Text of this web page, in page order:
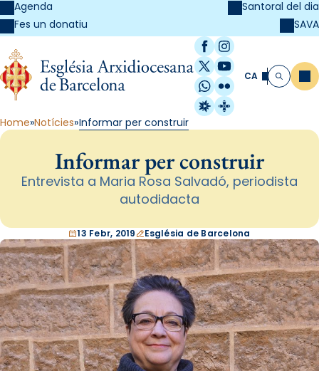
Agenda
Fes un donatiu
Santoral del dia
SAVA
Facebook
Instagram
X / Twitter
YouTube
WhatsApp
Flickr
Radio Estel
Catalunya
CA Cerca
Home Notícies Informar per construir
Informar per construir
Entrevista a Maria Rosa Salvadó, periodista
autodidacta
13 Febr, 2019 Església de Barcelona